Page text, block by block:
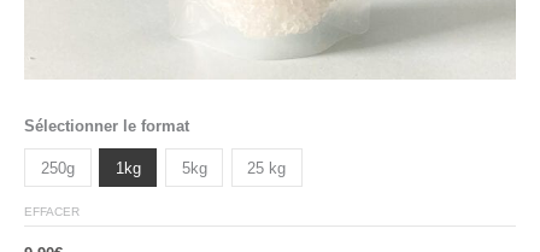
Sélectionner le format
250g 1kg 5kg 25 kg
EFFACER